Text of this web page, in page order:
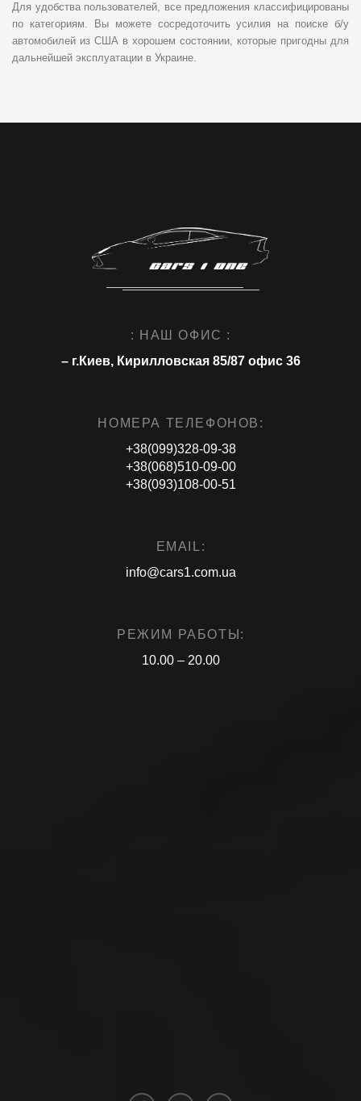
Для удобства пользователей, все предложения классифицированы
по категориям. Вы можете сосредоточить усилия на поиске б/у
автомобилей из США в хорошем состоянии, которые пригодны для
дальнейшей эксплуатации в Украине.
: НАШ ОФИС :
– г.Киев, Кирилловская 85/87 офис 36
НОМЕРА ТЕЛЕФОНОВ:
+38(099)328-09-38
+38(068)510-09-00
+38(093)108-00-51
EMAIL:
info@cars1.com.ua
РЕЖИМ РАБОТЫ:
10.00 – 20.00